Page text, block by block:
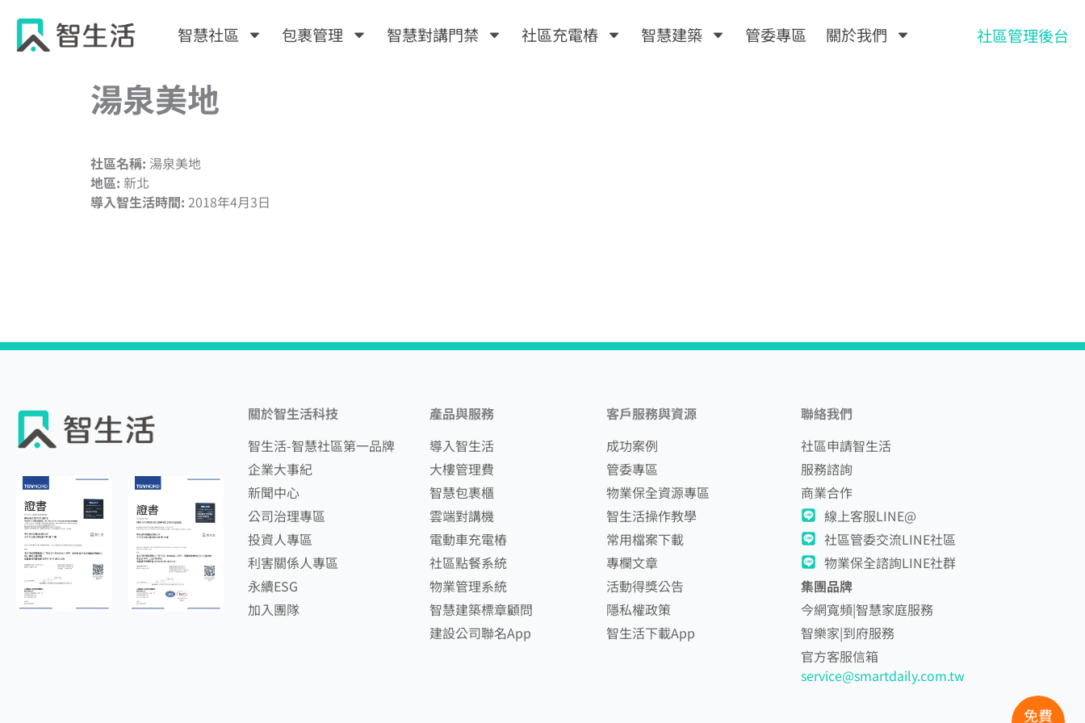
免費
智慧社區 包裹管理 智慧對講門禁 社區充電樁 智慧建築 管委專區 關於我們 社區管理後台
湯泉美地
社區名稱: 湯泉美地
地區: 新北
導入智生活時間: 2018年4月3日
關於智生活科技
智生活-智慧社區第一品牌
企業大事紀
新聞中心
公司治理專區
投資人專區
利害關係人專區
永續ESG
加入團隊
產品與服務
導入智生活
大樓管理費
智慧包裹櫃
雲端對講機
電動車充電樁
社區點餐系統
物業管理系統
智慧建築標章顧問
建設公司聯名App
客戶服務與資源
成功案例
管委專區
物業保全資源專區
智生活操作教學
常用檔案下載
專欄文章
活動得獎公告
隱私權政策
智生活下載App
聯絡我們
社區申請智生活
服務諮詢
商業合作
線上客服LINE@
社區管委交流LINE社區
物業保全諮詢LINE社群
集團品牌
今網寬頻|智慧家庭服務
智樂家|到府服務
官方客服信箱
service@smartdaily.com.tw